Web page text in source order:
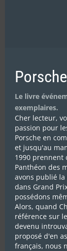
Rallyes
8.90€
Ajouter au
Le livre
exemplaires.
Cher lecteur,
passion pour
Porsche en
et jusqu'au
1990 prennent
Panthéon des
avons publié
dans Grand
possédons
Alors, quand
référence sur
devenu
proposé d'en
français, nous